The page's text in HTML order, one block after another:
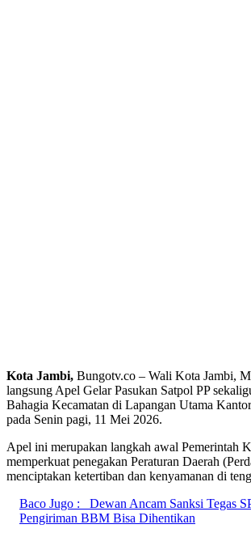
Kota Jambi, Bungotv.co – Wali Kota Jambi,
langsung Apel Gelar Pasukan Satpol PP
Bahagia Kecamatan di Lapangan Utama
pada Senin pagi, 11 Mei 2026.
Apel ini merupakan langkah awal Pemerintah
memperkuat penegakan Peraturan Daerah
menciptakan ketertiban dan kenyamanan di
Baco Jugo :
Dewan Ancam Sanksi Tegas
Pengiriman BBM Bisa Dihentikan